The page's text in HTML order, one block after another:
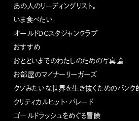
あの人のリーディングリスト。
いま食べたい
オールドDCスタジャンクラブ
おすすめ
おとといまでのわたしのための写真論
お部屋のマイナーリーガーズ
クソみたいな世界を生き抜くためのパンク
クリティカルヒット・パレード
ゴールドラッシュをめぐる冒険